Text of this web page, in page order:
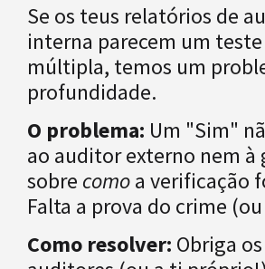
Se os teus relatórios de
interna parecem um teste
múltipla, temos um
profundidade.
O problema: Um "Sim"
ao auditor externo nem à
sobre comoa verificação
Falta a prova do crime
Como resolver: Obriga